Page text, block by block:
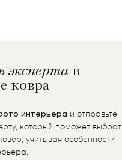
в
ковра
интерьера и отправьте
который поможет
учитывая особенности